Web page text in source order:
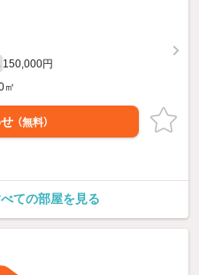
150,000円
㎡
（無料）
ての部屋を見る